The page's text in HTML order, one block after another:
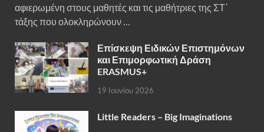
αφιερωμένη στους μαθητές και τις μαθήτριες της ΣΤ΄
τάξης που ολοκληρώνουν …
Επίσκεψη Ειδικών Επιστημόνων
και Επιμορφωτική Δράση
ERASMUS+
19 Ιουνίου 2026
Little Readers – Big Imaginations